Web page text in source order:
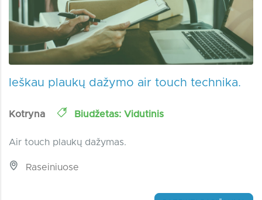
Ieškau plaukų dažymo air touch technika.
Kotryna Biudžetas: Vidutinis
Air touch plaukų dažymas.
Raseiniuose